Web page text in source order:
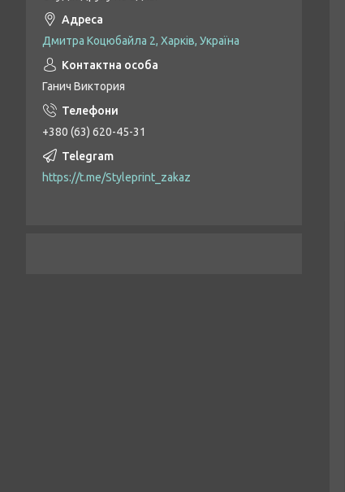
Дмитра Коцюбайла 2, Харків, Україна
Ганич Виктория
+380 (63) 620-45-31
https://t.me/Styleprint_zakaz